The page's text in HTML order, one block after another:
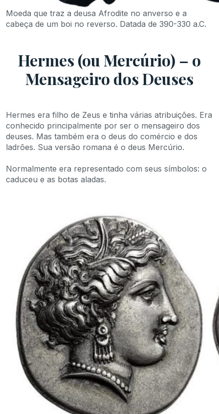
Moeda que traz a deusa Afrodite no anverso e a
cabeça de um boi no reverso. Datada de 390-330 a.C.
Hermes (ou Mercúrio) – o
Mensageiro dos Deuses
Hermes era filho de Zeus e tinha várias atribuições. Era
conhecido principalmente por ser o mensageiro dos
deuses. Mas também era o deus do comércio e dos
ladrões. Sua versão romana é o deus Mercúrio.
Normalmente era representado com seus símbolos: o
caduceu e as botas aladas.